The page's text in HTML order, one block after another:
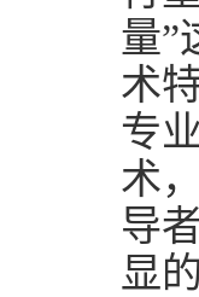
量”
术
专
术
导
显